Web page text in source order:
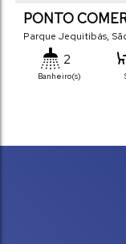
PONTO
DOS
Parque Jequitibás,
2
Banheiro(s)